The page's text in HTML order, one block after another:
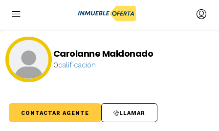
Carolanne Maldonado
0calificación
CONTACTAR AGENTE LLAMAR